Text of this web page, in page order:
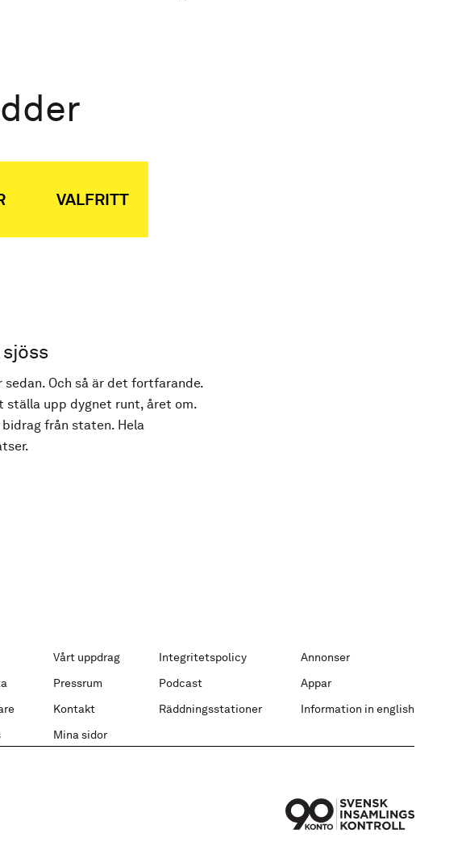
VALFRITT
Och så är det fortfarande.
ställa upp dygnet runt, året om.
från staten. Hela
Vårt uppdrag Integritetspolicy
Annonser
Pressrum Podcast
Appar
Kontakt Räddningsstationer
Information in english
Mina sidor